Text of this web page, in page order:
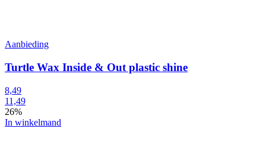
Aanbieding
Turtle Wax Inside & Out plastic shine
8,49
11,49
26%
In winkelmand